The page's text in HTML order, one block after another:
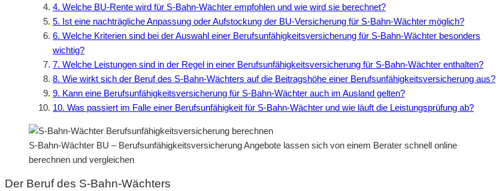
4. Welche BU-Rente wird für S-Bahn-Wächter empfohlen und wie wird sie berechnet?
5. Ist eine nachträgliche Anpassung oder Aufstockung der BU-Versicherung für S-Bahn-Wächter möglich?
6. Welche Kriterien sind bei der Auswahl einer Berufsunfähigkeitsversicherung für S-Bahn-Wächter besonders
wichtig?
7. Welche Leistungen sind in der Regel in einer Berufsunfähigkeitsversicherung für S-Bahn-Wächter enthalten?
8. Wie wirkt sich der Beruf des S-Bahn-Wächters auf die Beitragshöhe einer Berufsunfähigkeitsversicherung aus?
9. Kann eine Berufsunfähigkeitsversicherung für S-Bahn-Wächter auch im Ausland gelten?
10. Was passiert im Falle einer Berufsunfähigkeit für S-Bahn-Wächter und wie läuft die Leistungsprüfung ab?
S-Bahn-Wächter BU – Berufsunfähigkeitsversicherung Angebote lassen sich von einem Berater schnell online
berechnen und vergleichen
Der Beruf des S-Bahn-Wächters